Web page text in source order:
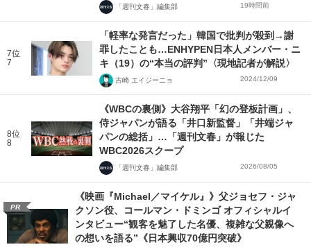
「週刊文春」編集部 19時間前
7位
7
「軽率な発言だった」韓国で批判が殺到→謝
罪したことも…ENHYPEN日本人メンバー・ニ
キ（19）の“本当の評判”〈現地記者が解説〉
吉崎 エイジーニョ 2024/12/09
8位
8
《WBCの裏側》大谷翔平「幻の登板計画」、
侍ジャパンが語る「井口新監督」「井端ジャ
パンの総括」…「週刊文春」が報じた
WBC2026スクープ
「週刊文春」編集部 2026/08/05
PR
《映画『Michael／マイケル』》父ジョセフ・ジャ
クソン役、コールマン・ドミンゴ オフィシャルイ
ンタビュー“観客を魅了した名優、複雑な父親像へ
の想いを語る”《日本興収70億円突破》